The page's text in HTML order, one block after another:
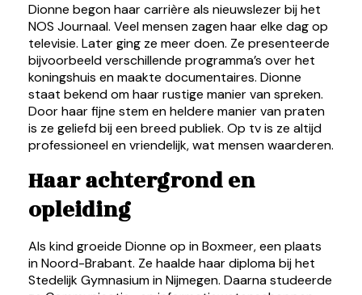
Dionne begon haar carrière als nieuwslezer bij het
NOS Journaal. Veel mensen zagen haar elke dag op
televisie. Later ging ze meer doen. Ze presenteerde
bijvoorbeeld verschillende programma’s over het
koningshuis en maakte documentaires. Dionne
staat bekend om haar rustige manier van spreken.
Door haar fijne stem en heldere manier van praten
is ze geliefd bij een breed publiek. Op tv is ze altijd
professioneel en vriendelijk, wat mensen waarderen.
Haar achtergrond en
opleiding
Als kind groeide Dionne op in Boxmeer, een plaats
in Noord-Brabant. Ze haalde haar diploma bij het
Stedelijk Gymnasium in Nijmegen. Daarna studeerde